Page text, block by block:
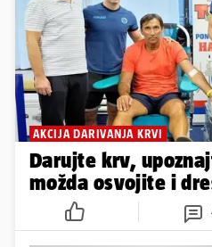
AKCIJA DARIVANJA KRVI
Darujte krv,
možda osvojite i